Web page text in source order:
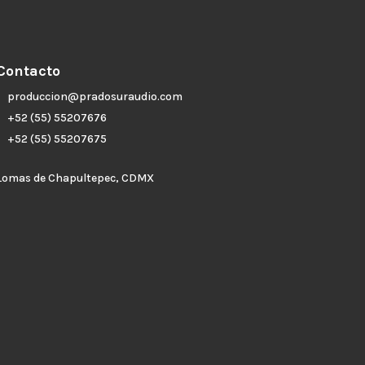
produccion@pradosuraudio.com
+52 (55) 55207676
+52 (55) 55207675
de Chapultepec, CDMX